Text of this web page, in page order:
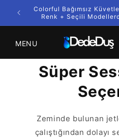
İçeriğe
atla
Colorful Bağımsız
Renk + Seçili
MENU
Süper
Zeminde bulunan
çalıştığından dolayı